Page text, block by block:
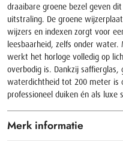
draaibare groene bezel geven
uitstraling. De groene
wijzers en indexen zorgt voor
leesbaarheid, zelfs onder water.
werkt het horloge volledig op
overbodig is. Dankzij saffierglas,
waterdichtheid tot 200 meter is
professioneel duiken én als
Merk informatie